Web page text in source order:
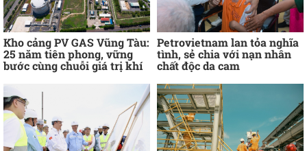
Kho cảng PV GAS Vũng Tàu:
25 năm tiên phong, vững
bước cùng chuỗi giá trị khí
Petrovietnam lan tỏa nghĩa
tình, sẻ chia với nạn nhân
chất độc da cam